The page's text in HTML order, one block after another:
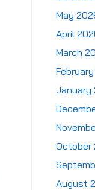
May
April
March
January
October
August